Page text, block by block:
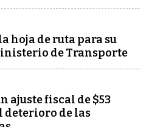
hoja de ruta para su
de Transporte
ajuste fiscal de $53
deterioro de las